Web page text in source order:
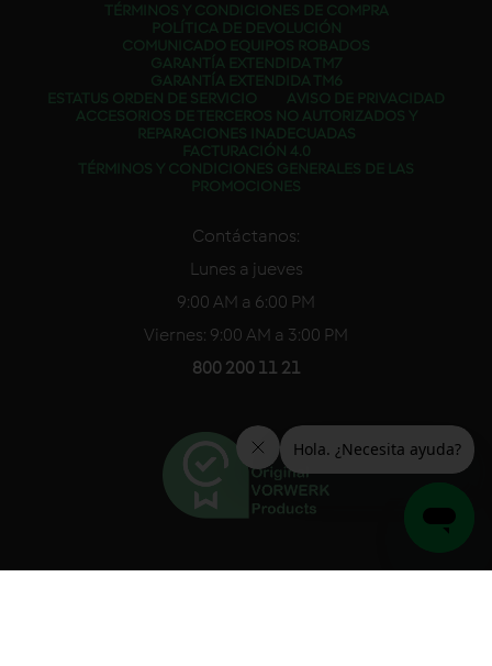
TÉRMINOS Y CONDICIONES DE COMPRA
POLÍTICA DE DEVOLUCIÓN
COMUNICADO EQUIPOS ROBADOS
GARANTÍA EXTENDIDA TM7
GARANTÍA EXTENDIDA TM6
ESTATUS ORDEN DE SERVICIO
AVISO DE PRIVACIDAD
ACCESORIOS DE TERCEROS NO AUTORIZADOS Y
REPARACIONES INADECUADAS
FACTURACIÓN 4.0
TÉRMINOS Y CONDICIONES GENERALES DE LAS
PROMOCIONES
Contáctanos:
Lunes a jueves
9:00 AM a 6:00 PM
Viernes: 9:00 AM a 3:00 PM
800 200 11 21